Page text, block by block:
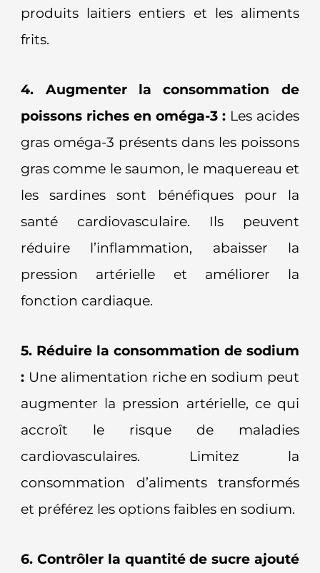
produits laitiers entiers et les aliments
frits.
4. Augmenter la consommation de
poissons riches en oméga-3 : Les acides
gras oméga-3 présents dans les poissons
gras comme le saumon, le maquereau et
les sardines sont bénéfiques pour la
santé cardiovasculaire. Ils peuvent
réduire l’inflammation, abaisser la
pression artérielle et améliorer la
fonction cardiaque.
5. Réduire la consommation de sodium
: Une alimentation riche en sodium peut
augmenter la pression artérielle, ce qui
accroît le risque de maladies
cardiovasculaires. Limitez la
consommation d’aliments transformés
et préférez les options faibles en sodium.
6. Contrôler la quantité de sucre ajouté